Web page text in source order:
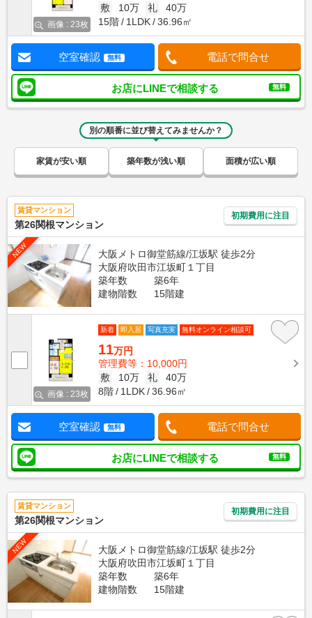
画像 : 23枚
敷
10万 礼
40万
15階
1LDK 36.96㎡
空室確認 無料 電話で問合せ
お店にLINEで相談する 無料
別の順番に並び替えてみませんか？
家賃が安い順 築年数が浅い順 面積が広い順
賃貸マンション
第26関根マンション
初期費用に注目
NEW
大阪メトロ御堂筋線/江坂駅 徒歩2分
大阪府吹田市江坂町１丁目
築年数
築6年
建物階数
15階建
画像 : 23枚
新着 即入居 写真充実 無料オンライン相談可
11万円
管理費等：10,000円
敷
10万 礼
40万
8階
1LDK 36.96㎡
空室確認 無料 電話で問合せ
お店にLINEで相談する 無料
賃貸マンション
第26関根マンション
初期費用に注目
NEW
大阪メトロ御堂筋線/江坂駅 徒歩2分
大阪府吹田市江坂町１丁目
築年数
築6年
建物階数
15階建